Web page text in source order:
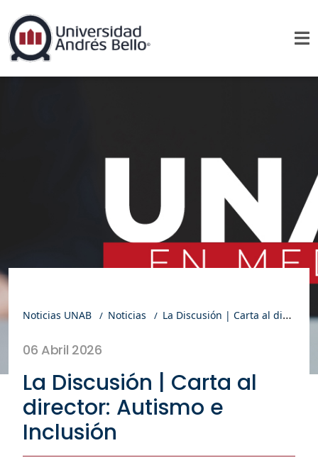
Noticias UNAB Noticias La Discusión | Carta al director: Autismo e Inclusión
06 Abril 2026
La Discusión | Carta al
director: Autismo e
Inclusión